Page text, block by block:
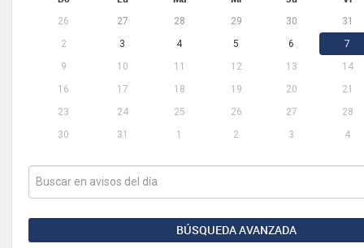
26 27 28 29 30
31
2
3 4 5 6
7
9
10 11 12 13
14
16
17 18 19 20
21
23
24 25 26 27
28
30
31 1 2 3 4
BÚSQUEDA AVANZADA